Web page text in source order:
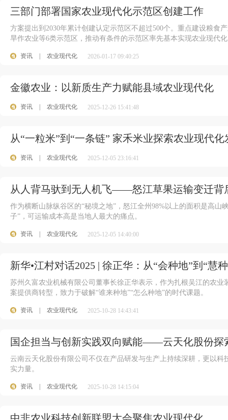
三部门部署国家农业现代化示范区创建工作
方案提出到2030年累计创建认定示范区不超过500个。重点建设粮食
旱作农业等6类示范区，推动有条件的示范区率先基本实现农业现代
资讯 农业现代化 2026-01-17 09:40:25
金徽农业：以新质生产力赋能县域农业现代化
资讯 农业现代化 2025-12-26 15:41:48
从“一粒米”到“一条链” 家禾米业探索农业现代
资讯 农业现代化 2025-12-05 23:16:41
从人背马驮到无人机飞——怒江草果运输变迁背
作为横断山脉纵谷区的“秘境之地”，怒江全州98%以上的面积是高山
子”，可运输成本高是当地人最大的痛点。
资讯 农业现代化 2025-12-05 14:40:00
新华•江村对话2025 | 徐正华：从“会种地”到“慧
苏州久富农业机械有限公司董事长徐正华表示，作为扎根吴江的农
案提供商转型，致力于破解“谁来种地”“怎么种地”的时代课题。
资讯 农业现代化 2025-10-28 14:43:41
国企担当与创新实践双向赋能——云天化股份探
云南云天化股份有限公司不仅在产品研发与生产上持续深耕，更以
实力量。
资讯 农业现代化 2025-10-28 14:15:04